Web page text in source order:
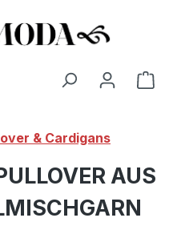
& Cardigans
AUS